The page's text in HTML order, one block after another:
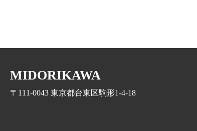
MIDORIKAWA
〒111-0043 東京都台東区駒形1-4-18